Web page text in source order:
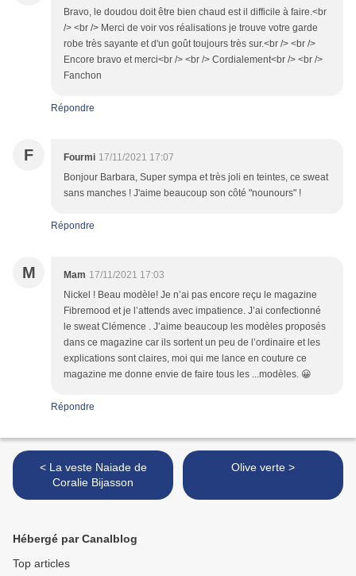
Bravo, le doudou doit être bien chaud est il difficile à faire.<br
/> <br /> Merci de voir vos réalisations je trouve votre garde
robe très sayante et d'un goût toujours très sur.<br /> <br />
Encore bravo et merci<br /> <br /> Cordialement<br /> <br />
Fanchon
Répondre
F Fourmi 17/11/2021 17:07
Bonjour Barbara, Super sympa et très joli en teintes, ce sweat
sans manches ! J'aime beaucoup son côté "nounours" !
Répondre
M Mam 17/11/2021 17:03
Nickel ! Beau modèle! Je n’ai pas encore reçu le magazine
Fibremood et je l’attends avec impatience. J’ai confectionné
le sweat Clémence . J’aime beaucoup les modèles proposés
dans ce magazine car ils sortent un peu de l’ordinaire et les
explications sont claires, moi qui me lance en couture ce
magazine me donne envie de faire tous les ...modèles. 😀
Répondre
< La veste Naiade de
Coralie Bijasson
Olive verte >
Hébergé par Canalblog
Top articles